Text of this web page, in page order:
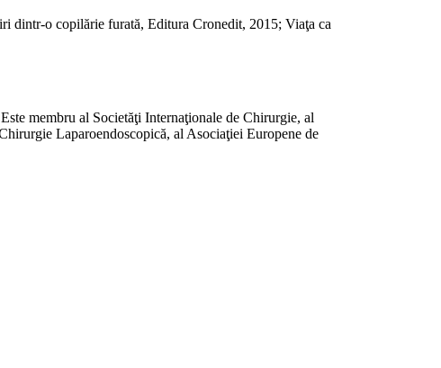
dintr-o copilărie furată, Editura Cronedit, 2015; Viaţa ca
membru al Societăţi Internaţionale de Chirurgie, al
Laparoendoscopică, al Asociaţiei Europene de